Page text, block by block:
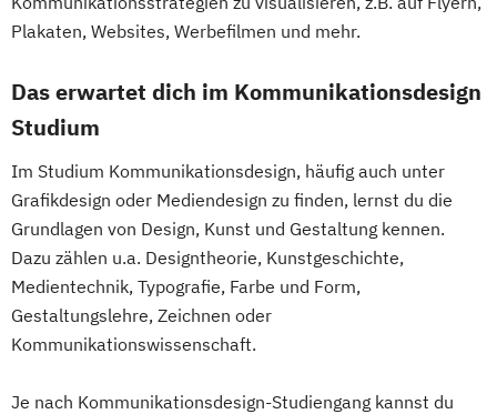
Plakaten, Websites, Werbefilmen und mehr.
Das erwartet dich im Kommunikationsdesign
Studium
Im Studium Kommunikationsdesign, häufig auch unter
Grafikdesign oder Mediendesign zu finden, lernst du die
Grundlagen von Design, Kunst und Gestaltung kennen.
Dazu zählen u.a. Designtheorie, Kunstgeschichte,
Medientechnik, Typografie, Farbe und Form,
Gestaltungslehre, Zeichnen oder
Kommunikationswissenschaft.
Je nach Kommunikationsdesign-Studiengang kannst du